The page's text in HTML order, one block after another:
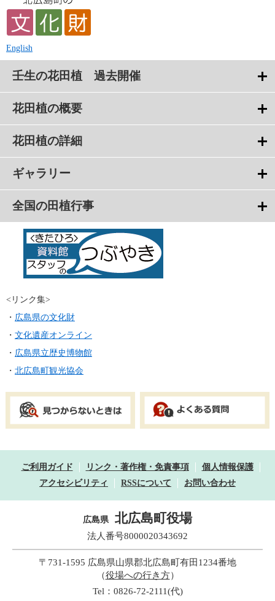
English
壬生の花田植 過去開催
花田植の概要
花田植の詳細
ギャラリー
全国の田植行事
<リンク集>
・ 広島県の文化財
・ 文化遺産オンライン
・ 広島県立歴史博物館
・ 北広島町観光協会
ご利用ガイド リンク・著作権・免責事項
個人情報保護
アクセシビリティ
RSSについて お問い合わせ
広島県 北広島町役場
法人番号8000020343692
〒731-1595 広島県山県郡北広島町有田1234番地
（役場への行き方）
Tel：0826-72-2111(代)